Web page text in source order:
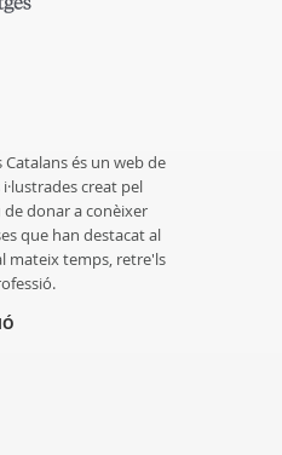
Catalans és un web de
creat pel
donar a conèixer
que han destacat al
mateix temps, retre'ls